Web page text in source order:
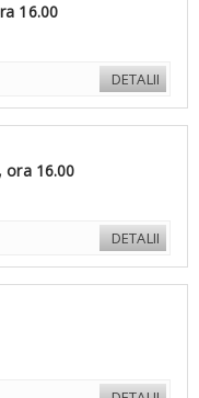
16.00
DETALII
ora 16.00
DETALII